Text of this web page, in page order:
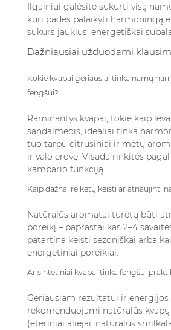
Ilgainiui galėsite sukurti visą
kuri padės palaikyti harmoningą
sukurs jaukius, energetiškai
Dažniausiai užduodami
Kokie kvapai geriausiai tinka namų
fengšui?
Raminantys kvapai, tokie kaip
sandalmedis, idealiai tinka
tuo tarpu citrusiniai ir mėtų
ir valo erdvę. Visada rinkitės
kambario funkciją.
Kaip dažnai reikėtų keisti ar atnaujinti
Natūralūs aromatai turėtų būti
poreikį – paprastai kas 2–4
patartina keisti sezoniškai arba
energetiniai poreikiai.
Ar sintetiniai kvapai tinka fengšui
Geriausiam rezultatui ir
rekomenduojami natūralūs
(eteriniai aliejai, natūralūs